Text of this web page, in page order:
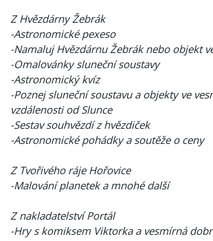
Z Hvězdárny Žebrák
-Astronomické pexeso
-Namaluj Hvězdárnu Žebrák nebo objekt
-Omalovánky sluneční soustavy
-Astronomický kvíz
-Poznej sluneční soustavu a objekty ve
vzdálenosti od Slunce
-Sestav souhvězdí z hvězdiček
-Astronomické pohádky a soutěže o ceny
Z Tvořivého ráje Hořovice
-Malování planetek a mnohé další
Z nakladatelství Portál
-Hry s komiksem Viktorka a vesmírná